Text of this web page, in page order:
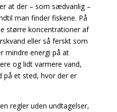
at der – som sædvanlig –
man finder fiskene. På
større koncentrationer af
eller så ferskt som
mindre energi på at
og lidt varmere vand,
et sted, hvor der er
regler uden undtagelser,